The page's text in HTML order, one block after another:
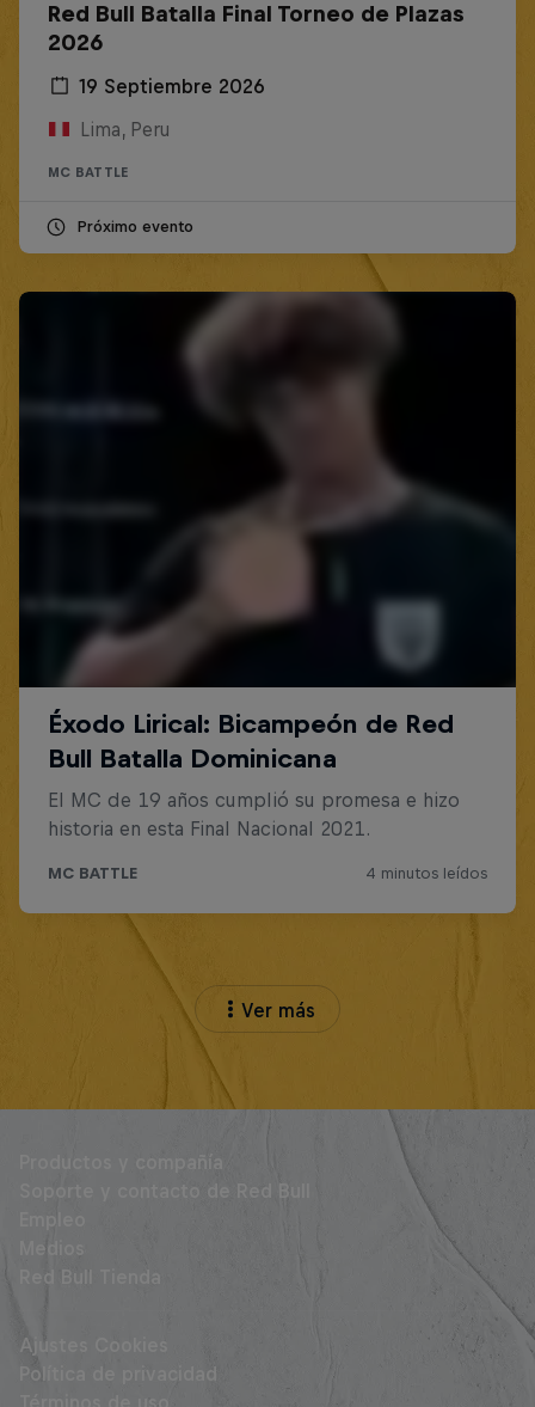
Red Bull Batalla Final Torneo de Plazas
2026
19 Septiembre 2026
Lima, Peru
MC BATTLE
Próximo evento
Ver más